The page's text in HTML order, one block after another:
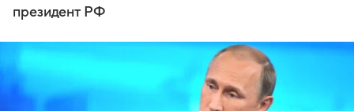
президент РФ